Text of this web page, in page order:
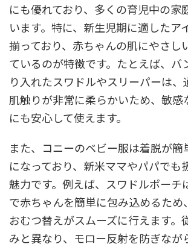
にも優れており、多くの育児中の家
います。特に、新生児期に適したア
揃っており、赤ちゃんの肌にやさし
ているのが特徴です。たとえば、バ
り入れたスワドルやスリーパーは、
肌触りが非常に柔らかいため、敏感
にも安心して使えます。
また、コニーのベビー服は着脱が
になっており、新米ママやパパでも
魅力です。例えば、スワドルポーチ
で赤ちゃんを簡単に包み込めるため
おむつ替えがスムーズに行えます。
みと異なり、モロー反射を防ぎなが